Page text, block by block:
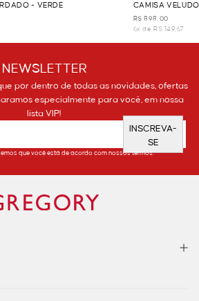
- VERDE CAMISA
R$ 898,00
6x de R$ 149,67
NEWSLETTER
por dentro de todas as novidades, ofertas
especialmente para você, em nossa
lista VIP!
INSCREVA-
SE
que você está de acordo com nossos termos.